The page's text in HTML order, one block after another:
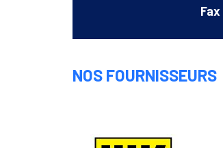
Fax
NOS FOURNISSEURS